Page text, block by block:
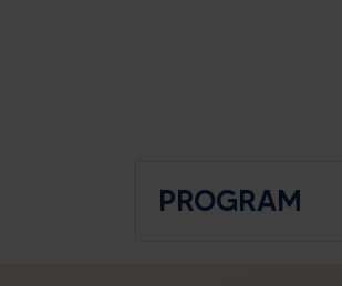
PROGRAM